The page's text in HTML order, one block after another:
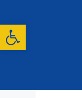
Abrir barra
contenido